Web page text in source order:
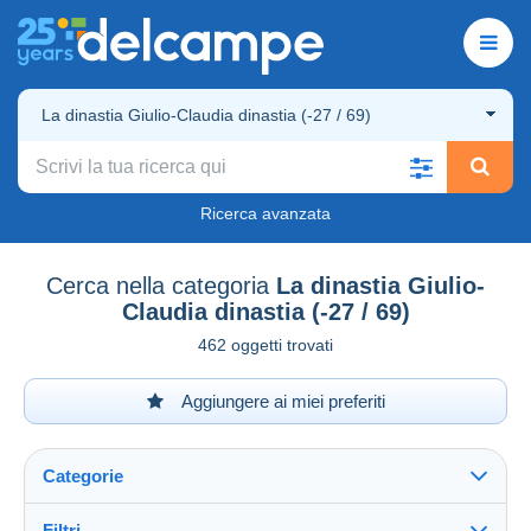
La dinastia Giulio-Claudia dinastia (-27 / 69)
Ricerca avanzata
Cerca nella categoria La dinastia Giulio-
Claudia dinastia (-27 / 69)
462 oggetti trovati
Aggiungere ai miei preferiti
Categorie